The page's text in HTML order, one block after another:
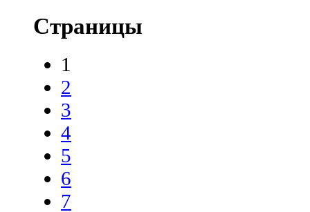
Страницы
1
2
3
4
5
6
7